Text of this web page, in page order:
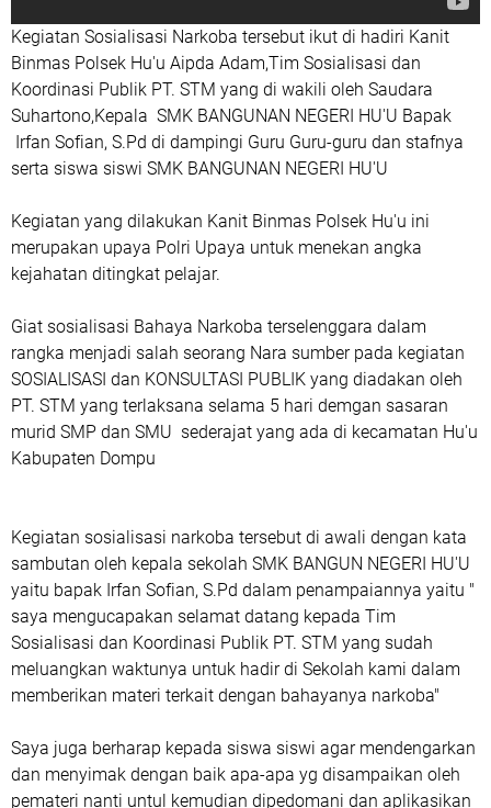
Kegiatan Sosialisasi Narkoba tersebut ikut di hadiri Kanit
Binmas Polsek Hu'u Aipda Adam,Tim Sosialisasi dan
Koordinasi Publik PT. STM yang di wakili oleh Saudara
Suhartono,Kepala SMK BANGUNAN NEGERI HU'U Bapak
Irfan Sofian, S.Pd di dampingi Guru Guru-guru dan stafnya
serta siswa siswi SMK BANGUNAN NEGERI HU'U
Kegiatan yang dilakukan Kanit Binmas Polsek Hu'u ini
merupakan upaya Polri Upaya untuk menekan angka
kejahatan ditingkat pelajar.
Giat sosialisasi Bahaya Narkoba terselenggara dalam
rangka menjadi salah seorang Nara sumber pada kegiatan
SOSIALISASI dan KONSULTASI PUBLIK yang diadakan oleh
PT. STM yang terlaksana selama 5 hari demgan sasaran
murid SMP dan SMU sederajat yang ada di kecamatan Hu'u
Kabupaten Dompu
Kegiatan sosialisasi narkoba tersebut di awali dengan kata
sambutan oleh kepala sekolah SMK BANGUN NEGERI HU'U
yaitu bapak Irfan Sofian, S.Pd dalam penampaiannya yaitu "
saya mengucapakan selamat datang kepada Tim
Sosialisasi dan Koordinasi Publik PT. STM yang sudah
meluangkan waktunya untuk hadir di Sekolah kami dalam
memberikan materi terkait dengan bahayanya narkoba"
Saya juga berharap kepada siswa siswi agar mendengarkan
dan menyimak dengan baik apa-apa yg disampaikan oleh
pemateri nanti untul kemudian dipedomani dan aplikasikan